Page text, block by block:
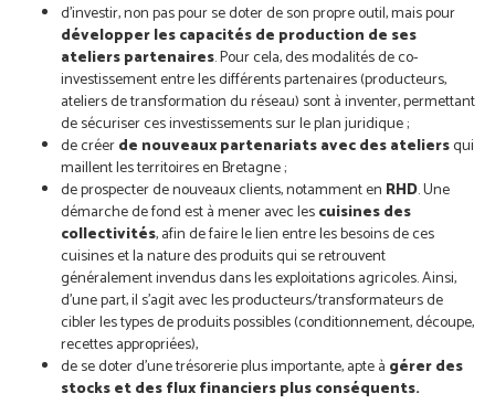
d’investir, non pas pour se doter de son propre outil, mais pour
développer les capacités de production de ses
ateliers partenaires. Pour cela, des modalités de co-
investissement entre les différents partenaires (producteurs,
ateliers de transformation du réseau) sont à inventer, permettant
de sécuriser ces investissements sur le plan juridique ;
de créerde nouveaux partenariats avec des ateliersqui
maillent les territoires en Bretagne ;
de prospecter de nouveaux clients, notamment en RHD. Une
démarche de fond est à mener avec lescuisines des
collectivités, afin de faire le lien entre les besoins de ces
cuisines et la nature des produits qui se retrouvent
généralement invendus dans les exploitations agricoles. Ainsi,
d’une part, il s’agit avec les producteurs/transformateurs de
cibler les types de produits possibles (conditionnement, découpe,
recettes appropriées),
de se doter d’une trésorerie plus importante, apte à gérer des
stocks et des flux financiers plus conséquents.